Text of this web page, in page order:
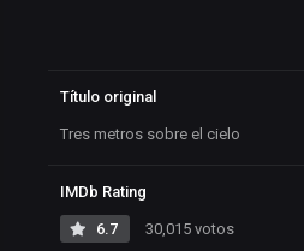
Título original
Tres metros sobre el cielo
IMDb Rating
6.7 30,015 votos